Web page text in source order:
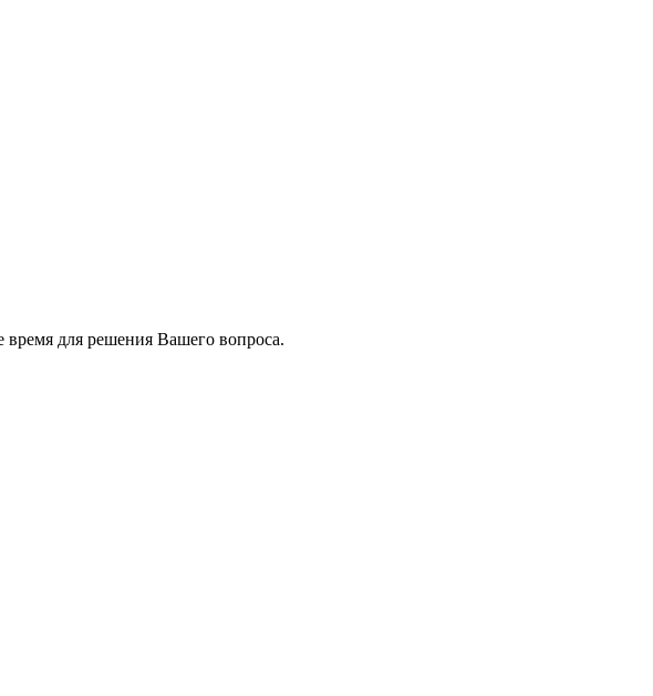
для решения Вашего вопроса.